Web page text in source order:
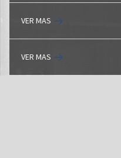
VER MAS
VER MAS